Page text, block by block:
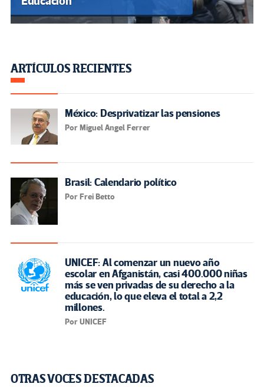
ARTÍCULOS RECIENTES
México: Desprivatizar las pensiones
Por Miguel Angel Ferrer
Brasil: Calendario político
Por Frei Betto
UNICEF: Al comenzar un nuevo año
escolar en Afganistán, casi 400.000 niñas
más se ven privadas de su derecho a la
educación, lo que eleva el total a 2,2
millones.
Por UNICEF
OTRAS VOCES DESTACADAS